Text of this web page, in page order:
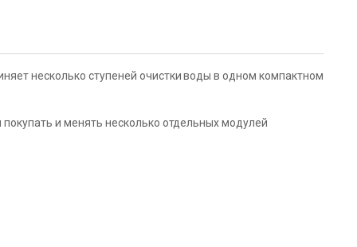
несколько ступеней очистки воды в одном компактном
и менять несколько отдельных модулей